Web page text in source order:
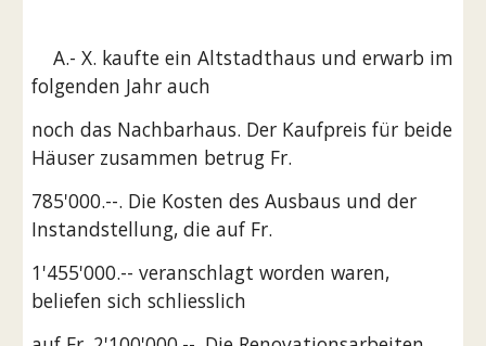
    A.- X. kaufte ein Altstadthaus und erwarb im
folgenden Jahr auch
noch das Nachbarhaus. Der Kaufpreis für beide
Häuser zusammen betrug Fr.
785'000.--. Die Kosten des Ausbaus und der
Instandstellung, die auf Fr.
1'455'000.-- veranschlagt worden waren,
beliefen sich schliesslich